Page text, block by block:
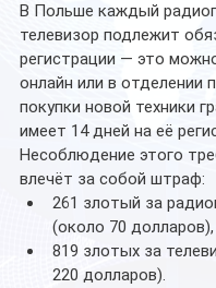
В Польше каждый
телевизор подлежит
регистрации — это
онлайн или в отделении
покупки новой техники
имеет 14 дней на её
Несоблюдение этого
влечёт за собой штраф:
261 злотый за
(около 70 долларов),
819 злотых за
220 долларов).